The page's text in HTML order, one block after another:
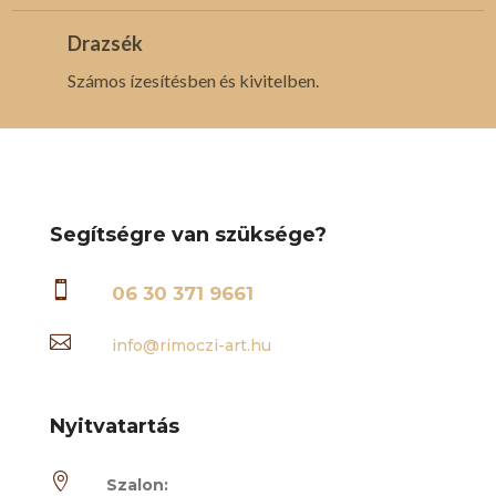
Drazsék
Számos ízesítésben és kivitelben.
Segítségre van szüksége?
 06 30 371 9661
 info@rimoczi-art.hu
Nyitvatartás

Szalon: